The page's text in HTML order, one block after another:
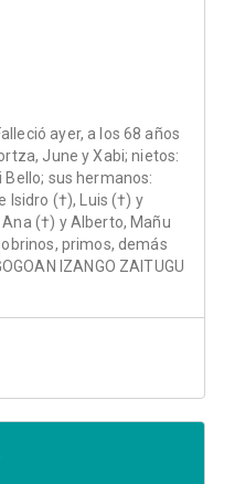
ayer, a los 68 años
June y Xabi; nietos:
Bello; sus hermanos:
Isidro (†), Luis (†) y
(†) y Alberto, Mañu
primos, demás
IZANGO ZAITUGU